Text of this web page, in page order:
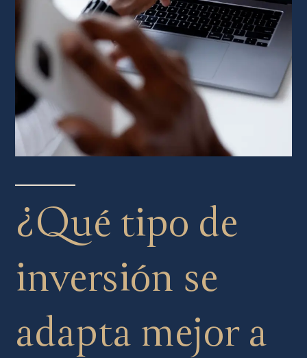
¿Qué tipo de
inversión se
adapta mejor a